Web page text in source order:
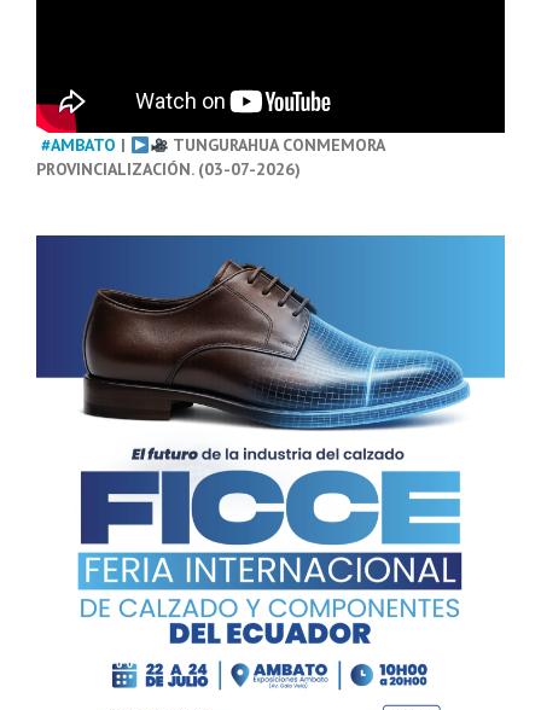
#AMBATO |
TUNGURAHUA CONMEMORA
PROVINCIALIZACIÓN. (03-07-2026)